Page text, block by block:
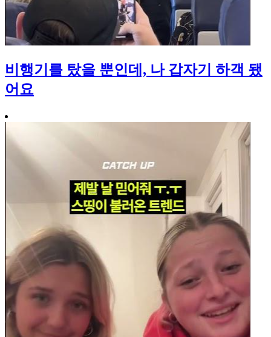
비행기를 탔을 뿐인데, 나 갑자기 하객 됐
어요